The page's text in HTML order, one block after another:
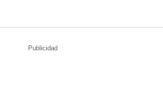
Publicidad